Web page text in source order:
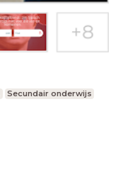
Secundair onderwijs